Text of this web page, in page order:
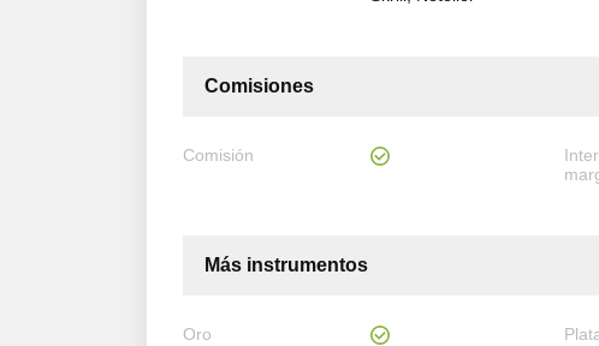
Comisiones
Comisión
Más instrumentos
Oro